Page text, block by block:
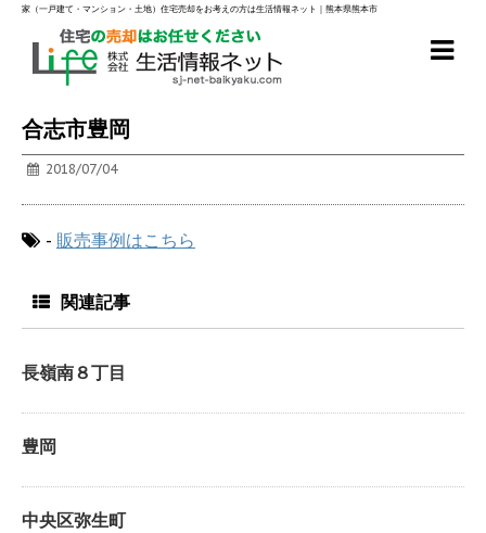
家（一戸建て・マンション・土地）住宅売却をお考えの方は生活情報ネット｜熊本県熊本市
合志市豊岡
2018/07/04
- 販売事例はこちら
関連記事
長嶺南８丁目
豊岡
中央区弥生町